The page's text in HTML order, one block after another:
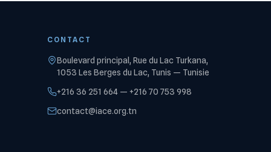
CONTACT
Boulevard principal, Rue du Lac Turkana,
1053 Les Berges du Lac, Tunis — Tunisie
+216 36 251 664 — +216 70 753 998
contact@iace.org.tn